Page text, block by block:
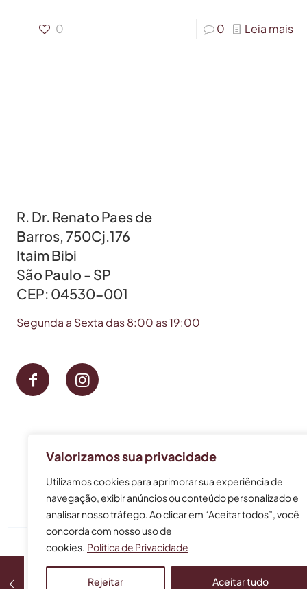
Valorizamos sua privacidade
Utilizamos cookies para aprimorar sua experiência de
navegação, exibir anúncios ou conteúdo personalizado e
analisar nosso tráfego. Ao clicar em “Aceitar todos”, você
concorda com nosso uso de
cookies. Política de Privacidade
Rejeitar Aceitar tudo
0 0 Leia mais
R. Dr. Renato Paes de
Barros, 750Cj.176
Itaim Bibi
São Paulo - SP
CEP: 04530-001
Segunda a Sexta das 8:00 as 19:00
As informações